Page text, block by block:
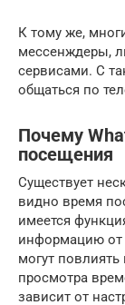
К тому же,
мессенждеры,
сервисами. С
общаться по
Почему
посещения
Существует
видно время
имеется
информацию от
могут
просмотра
зависит от